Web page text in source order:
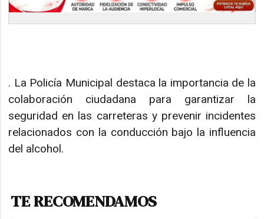
. La Policía Municipal destaca la importancia de la
colaboración ciudadana para garantizar la
seguridad en las carreteras y prevenir incidentes
relacionados con la conducción bajo la influencia
del alcohol.
TE RECOMENDAMOS